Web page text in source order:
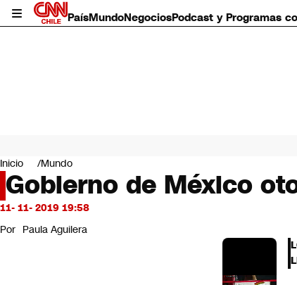
PaísMundoNegociosPodcast y Programas
Mundo
Negocios
Deportes
Programas completos
Servicios
Inicio Mundo
Gobierno de México
11- 11- 2019 19:58
Por Paula Aguilera